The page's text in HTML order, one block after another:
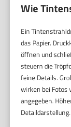
Wie
Ein
das Papier.
öffnen und
steuern die
feine Details.
wirken bei Fotos
angegeben.
Detaildarstellung.